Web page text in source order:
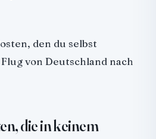
den du selbst
von Deutschland nach
die in keinem